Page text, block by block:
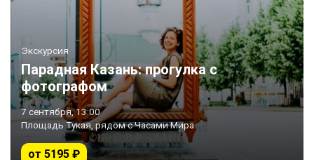
Экскурсия
Парадная Казань: прогулка с
фотографом
7 сентября, 13:00
Площадь Тукая, рядом с Часами Мира
от 5195 ₽